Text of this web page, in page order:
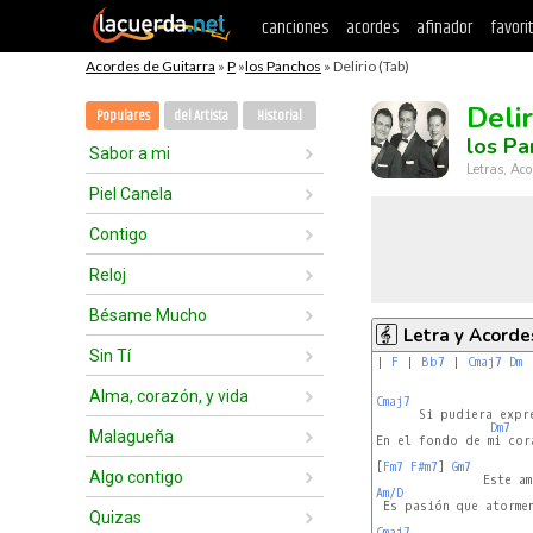
canciones acordes afinador
Acordes de Guitarra » P »los Panchos » Delirio (Tab)
Populares del Artista Historial
Sabor a mi
Piel Canela
Contigo
Reloj
Bésame Mucho
Sin Tí
Alma, corazón, y vida
Malagueña
Algo contigo
Quizas
los
Letras,
Letra y
| F | Bb7 | Cmaj7 Dm
Cmaj7
Si pudiera
Dm7
En el fondo de mi
[Fm7 F#m7] Gm7
Am/D
Es pasión que